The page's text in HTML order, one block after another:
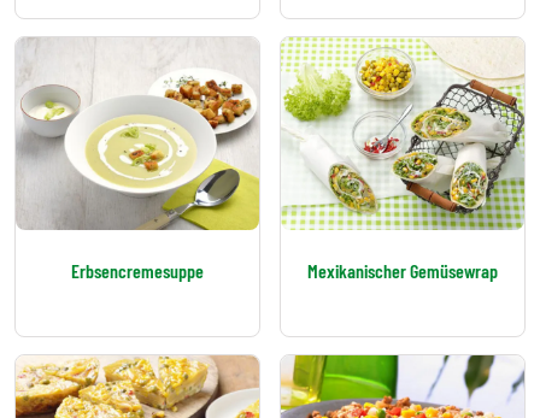
Erbsencremesuppe Mexikanischer Gemüsewrap